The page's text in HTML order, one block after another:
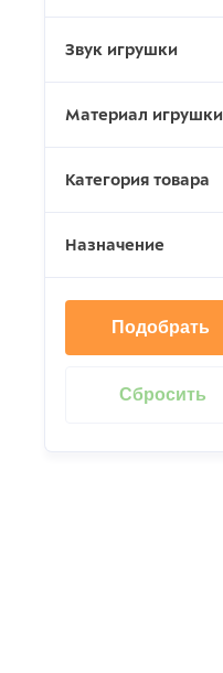
Звук игрушки
Материал игрушки
Категория товара
Назначение
Подобрать